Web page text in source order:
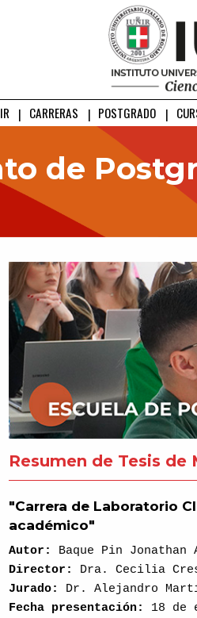
CARRERAS POSTGRADO
de
Resumen de Tesis de
"Carrera de Laboratorio
académico"
Autor: Baque Pin Jonathan
Director: Dra. Cecilia
Jurado: Dr. Alejandro
Fecha presentación: 18 de